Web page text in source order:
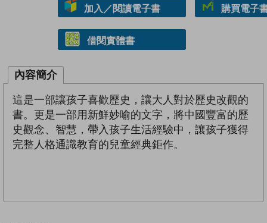
加入／閱讀電子書 購買電子
借閱實體書
內容簡介
這是一部讓孩子喜歡歷史，讓大人對於歷史改觀的
書。更是一部用新鮮妙喻的文字，將中國豐富的歷
史觀念、智慧，帶入孩子生活經驗中，讓孩子獲得
完整人格通識教育的兒童經典鉅作。